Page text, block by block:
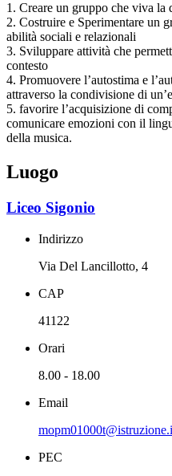
1. Creare un gruppo che viva la
2. Costruire e Sperimentare un
abilità sociali e relazionali
3. Sviluppare attività che
contesto
4. Promuovere l’autostima e
attraverso la condivisione di
5. favorire l’acquisizione di
comunicare emozioni con il
della musica.
Luogo
Liceo Sigonio
Indirizzo
Via Del Lancillotto, 4
CAP
41122
Orari
8.00 - 18.00
Email
PEC